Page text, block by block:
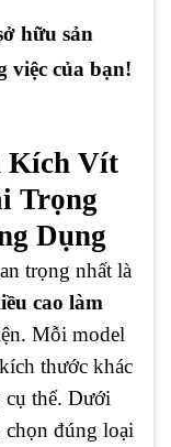
hữu sản
việc của bạn!
Kích Vít
Trọng
Dụng
trọng nhất là
cao làm
Mỗi model
thước khác
thể. Dưới
chọn đúng loại